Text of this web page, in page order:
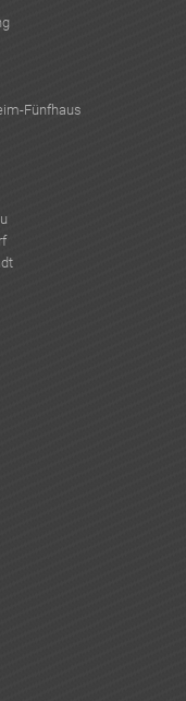
Fünfhaus